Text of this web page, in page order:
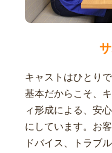
キャストはひとり
基本だからこそ、
ィ形成による、安
にしています。お
ドバイス、トラブ